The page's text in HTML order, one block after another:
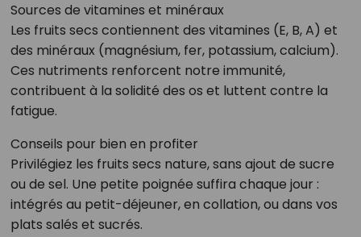
Sources de vitamines et minéraux
Les fruits secs contiennent des vitamines (E, B, A) et
des minéraux (magnésium, fer, potassium, calcium).
Ces nutriments renforcent notre immunité,
contribuent à la solidité des os et luttent contre la
fatigue.
Conseils pour bien en profiter
Privilégiez les fruits secs nature, sans ajout de sucre
ou de sel. Une petite poignée suffira chaque jour :
intégrés au petit-déjeuner, en collation, ou dans vos
plats salés et sucrés.